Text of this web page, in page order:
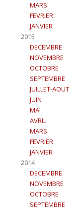
MARS
FEVRIER
JANVIER
2015
DECEMBRE
NOVEMBRE
OCTOBRE
SEPTEMBRE
JUILLET-AOUT
JUIN
MAI
AVRIL
MARS
FEVRIER
JANVIER
2014
DECEMBRE
NOVEMBRE
OCTOBRE
SEPTEMBRE